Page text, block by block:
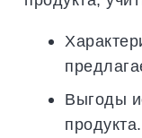
Выгоды